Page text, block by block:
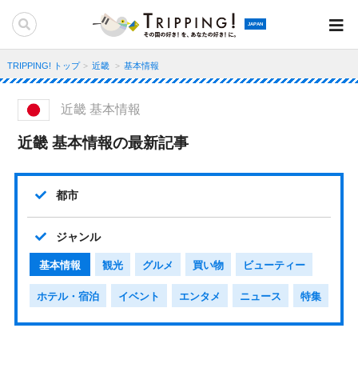
JAPAN
TRIPPING! トップ 近畿 基本情報
近畿 基本情報
近畿 基本情報の最新記事
都市
ジャンル
基本情報 観光 グルメ 買い物 ビューティー
ホテル・宿泊 イベント エンタメ ニュース 特集